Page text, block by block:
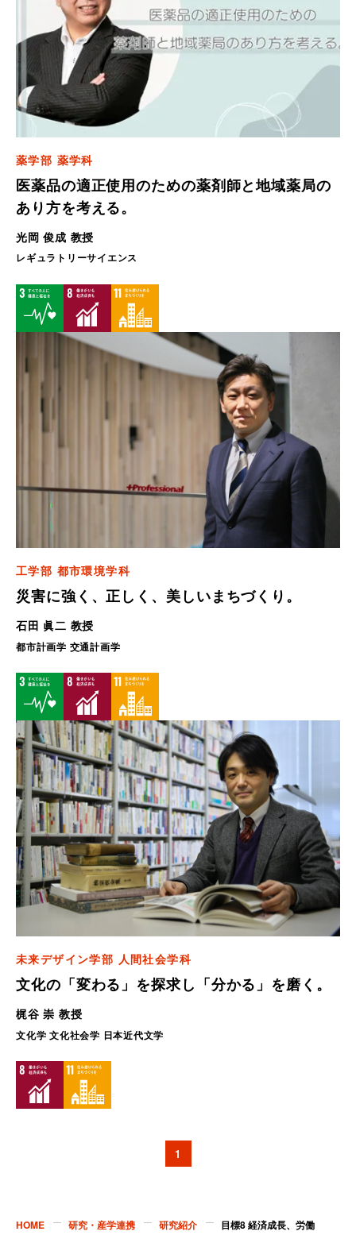
薬学部 薬学科
医薬品の適正使用のための薬剤師と地域薬局の
あり方を考える。
光岡 俊成 教授
レギュラトリーサイエンス
工学部 都市環境学科
災害に強く、正しく、美しいまちづくり。
石田 眞二 教授
都市計画学 交通計画学
未来デザイン学部 人間社会学科
文化の「変わる」を探求し「分かる」を磨く。
梶谷 崇 教授
文化学 文化社会学 日本近代文学
1
HOME 研究・産学連携 研究紹介 目標8 経済成長、労働